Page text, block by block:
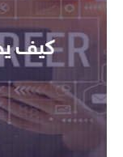
كيف يجب